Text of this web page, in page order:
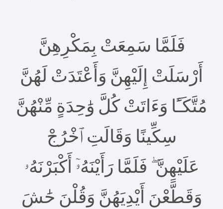
فَلَمَّا سَمِعَتْ بِمَكْرِهِنَّ
أَرْسَلَتْ إِلَيْهِنَّ وَأَعْتَدَتْ لَهُنَّ
مُتَّكَـًٔا وَءَاتَتْ كُلَّ وَٰحِدَةٍ مِّنْهُنَّ
سِكِّينًا وَقَالَتِ ٱخْرُجْ
عَلَيْهِنَّ ۖ فَلَمَّا رَأَيْنَهُۥٓ أَكْبَرْنَهُۥ
وَقَطَّعْنَ أَيْدِيَهُنَّ وَقُلْنَ حَٰشَ